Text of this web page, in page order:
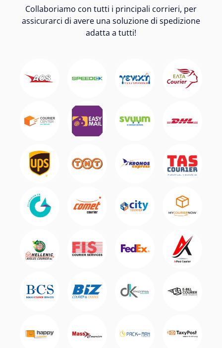
Collaboriamo con tutti i principali corrieri, per
assicurarci di avere una soluzione di spedizione
adatta a tutti!